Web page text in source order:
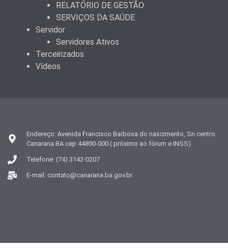
RELATÓRIO DE GESTÃO
SERVIÇOS DA SAÚDE
Servidor
Servidores Ativos
Terceirizados
Vídeos
Endereço: Avenida Francisco Barbosa do nascimento, Sn centro.
Canarana BA cep 44890-000 ( próximo ao fórum e INSS)
Telefone: (74) 3142-0207
E-mail: contato@canarana.ba.gov.br